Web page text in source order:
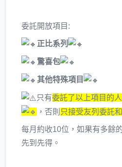
委託開放項目:
正比系列
驚喜包
其他特殊項目
只有委託了以上項目的
，否則 只接受友列委託
每月約收10位，如果有多餘
先到先得。